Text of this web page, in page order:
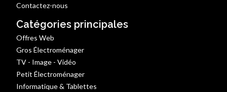
Contactez-nous
Catégories principales
Offres Web
Gros Électroménager
TV - Image - Vidéo
Petit Électroménager
Informatique & Tablettes